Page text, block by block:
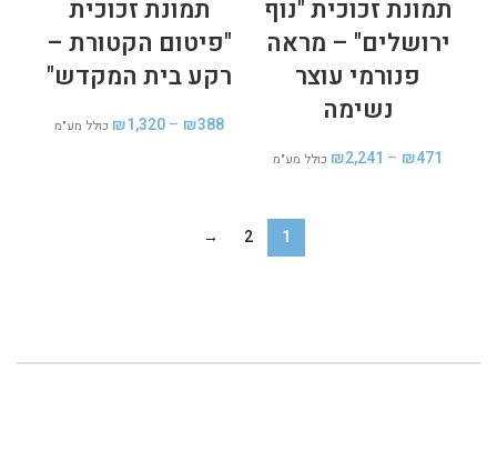
תמונת זכוכית "נוף
ירושלים" – מראה
פנורמי עוצר
נשימה
₪471
–
₪2,241 כולל מע"מ
תמונת זכוכית
"פיטום הקטורת –
רקע בית המקדש"
₪388
–
₪1,320 כולל מע"מ
1
2
→